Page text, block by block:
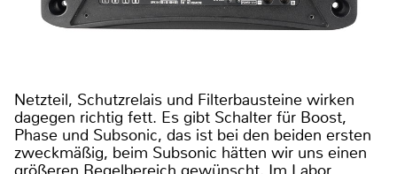
Netzteil, Schutzrelais und Filterbausteine wirken
dagegen richtig fett. Es gibt Schalter für Boost,
Phase und Subsonic, das ist bei den beiden ersten
zweckmäßig, beim Subsonic hätten wir uns einen